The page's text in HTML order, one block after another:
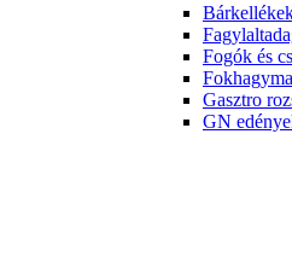
Fogók és
Gasztro
GN